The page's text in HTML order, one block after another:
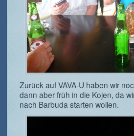
Zurück auf VAVA-U haben wir
dann aber früh in die Kojen, da
nach Barbuda starten wollen.